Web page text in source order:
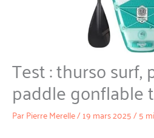
Test : thurso surf,
paddle gonflable
ParPierre Merelle/19 mars 2025/5